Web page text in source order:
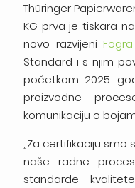
Thüringer
KG prva je tiskara
novo razvijeni Fogra
Standard i s njim
početkom 2025.
proizvodne
komunikaciju o
„Za certifikaciju smo
naše radne
standarde